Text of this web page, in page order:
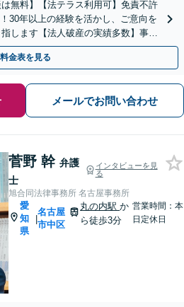
無料】【法テラス利用可】免責不許
30年以上の経験を活かし、ご意向を
します【法人破産の実績多数】事業
対応】【丸の内駅3分】
料金表を見る
メールでお問い合わせ
菅野 幹 弁護
士
インタビューを見
る
旭合同法律事務所 名古屋事務所
愛
知
県
|
名古屋
市中区
丸の内駅か
ら徒歩3分
営業時間：本
日定休日